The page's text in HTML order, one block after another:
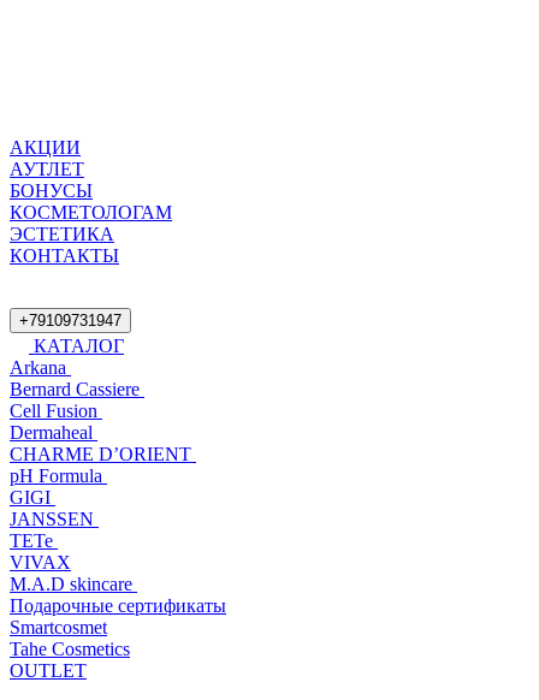
АКЦИИ
АУТЛЕТ
БОНУСЫ
КОСМЕТОЛОГАМ
ЭСТЕТИКА
КОНТАКТЫ
+79109731947
КАТАЛОГ
Arkana
Bernard Cassiere
Cell Fusion
Dermaheal
CHARME D’ORIENT
pH Formula
GIGI
JANSSEN
TETe
VIVAX
M.A.D skincare
Подарочные сертификаты
Smartcosmet
Tahe Cosmetics
OUTLET